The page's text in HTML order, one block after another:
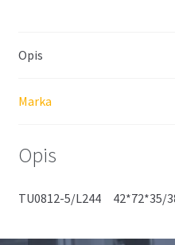
Opis
Marka
Opis
TU0812-5/L244 42*72*35/